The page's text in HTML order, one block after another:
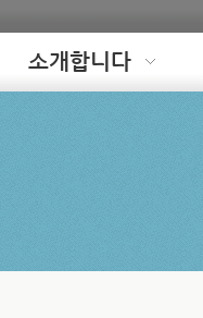
소개합니다